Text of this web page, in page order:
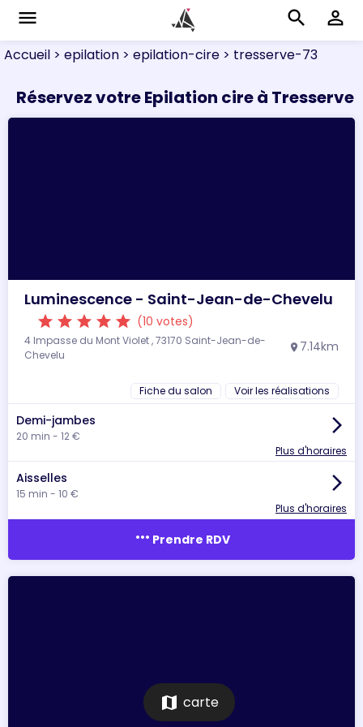
menu search perm_identity
Accueil > epilation > epilation-cire > tresserve-73
Réservez votre Epilation cire à Tresserve
Luminescence - Saint-Jean-de-Chevelu
star star star star star (10 votes)
4 Impasse du Mont Violet , 73170 Saint-Jean-de-
Chevelu
location_on 7.14km
Fiche du salon Voir les réalisations
Demi-jambes
20 min - 12 €
arrow_forward_ios
Plus d'horaires
Aisselles
15 min - 10 €
arrow_forward_ios
Plus d'horaires
more_horiz Prendre RDV
map carte